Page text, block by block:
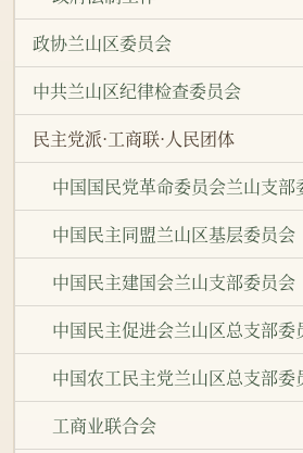
政协兰山区委员会
中共兰山区纪律检查委员会
民主党派·工商联·人民团体
中国国民党革命委员会兰山支部
中国民主同盟兰山区基层委员会
中国民主建国会兰山支部委员会
中国民主促进会兰山区总支部委
中国农工民主党兰山区总支部委
工商业联合会